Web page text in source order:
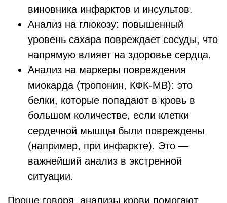
виновника инфарктов и инсультов.
Анализ на глюкозу: повышенный
уровень сахара повреждает сосуды, что
напрямую влияет на здоровье сердца.
Анализ на маркеры повреждения
миокарда (тропонин, КФК-МВ): это
белки, которые попадают в кровь в
большом количестве, если клетки
сердечной мышцы были повреждены
(например, при инфаркте). Это —
важнейший анализ в экстренной
ситуации.
Проще говоря, анализы крови помогают